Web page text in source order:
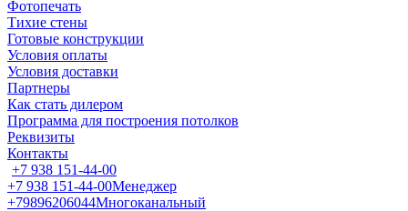
Фотопечать
Тихие стены
Готовые конструкции
Условия оплаты
Условия доставки
Партнеры
Как стать дилером
Программа для построения потолков
Реквизиты
Контакты
+7 938 151-44-00
+7 938 151-44-00Менеджер
+79896206044Многоканальный